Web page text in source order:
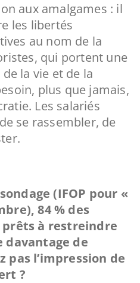
aux amalgames : il
les libertés
au nom de la
qui portent une
la vie et de la
plus que jamais,
Les salariés
se rassembler, de
(IFOP pour «
84 % des
prêts à restreindre
de
pas l’impression de
?